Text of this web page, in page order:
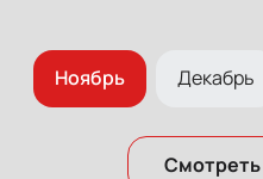
Ноябрь Декабрь